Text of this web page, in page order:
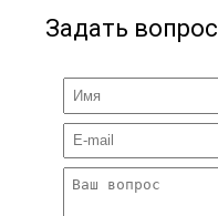
Задать вопрос